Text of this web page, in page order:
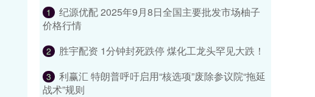
1
纪源优配 2025年9月8日全国主要批发市场柚子
价格行情
2 胜宇配资 1分钟封死跌停 煤化工龙头罕见大跌！
3
利赢汇 特朗普呼吁启用“核选项”废除参议院“拖延
战术”规则